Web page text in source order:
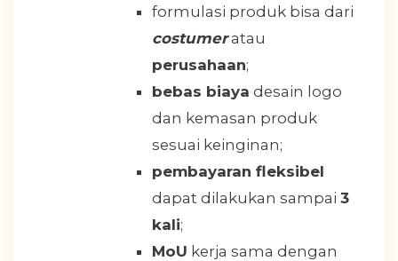
formulasi produk bisa dari
costumeratau
perusahaan;
bebas biaya desain logo
dan kemasan produk
sesuai keinginan;
pembayaran fleksibel
dapat dilakukan sampai 3
kali;
MoU kerja sama dengan